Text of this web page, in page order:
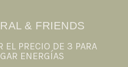
& FRIENDS
EL PRECIO DE 3 PARA
ENERGÍAS